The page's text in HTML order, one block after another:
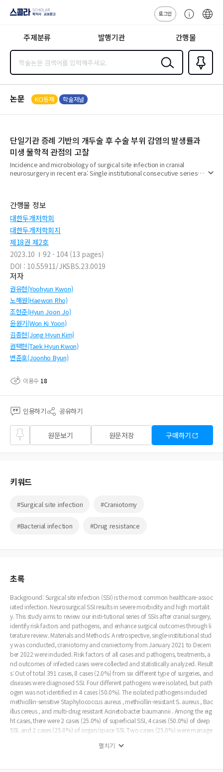
지사·교보문고
로그인
센
주제분류 발행기관 간행물
검색
즐겨찾
기0
논문 KCI등재 학술저널
단일기관 증례 기반의 개두술 후 수술 부위 감염의 발생률과
미생 물학적 관점의 고찰
Incidence and microbiology of surgical site infection in cranial
neurosurgery in recent era: Single institutional consecutive series
간행물 정보
대한두개저학회
대한두개저학회지
제18권 제2호
2023.10
92 - 104 (13 pages)
DOI : 10.55911/JKSBS.23.0019
저자
권유현(Yoohyun Kwon)
노해원(Haewon Rho)
조현준(Hyun Joon Jo)
윤원기(Won Ki Yoon)
김종현(Jong Hyun Kim)
권택현(Taek Hyun Kwon)
변준호(Joonho Byun)
이용수 18
인용하기 공유하기
즐겨
찾기
원문보기 원문저장 구매하기
키워드
#Surgical site infection #Craniotomy
#Bacterial infection #Drug resistance
초록
Background: Surgical site infection (SSI) is the most common healthcare-assoc
iated infection. Neurosurgical SSI results in severe morbidity and high mortalit
y. This study aims to review our insti-tutional series of SSIs after cranial surgery,
identify risk factors and pathogens, and enhance surgical outcomes through li
terature review. Materials and Methods: A retrospective, single-institutional stud
y was conducted, craniotomy and craniectomy from January 2021 to Decem
ber 2022 were included. Risk factors of all cases and pathogens, treatments, a
nd outcomes of infected cases were collected and statistically analyzed. Result
s: Out of total 391 cases, 8 cases (2.0%) from six different type of surgeries, and
diseases were diagnosed SSI. Four different pathogens were isolated, but path
ogen was not identified in 4 cases (50.0%). The isolated pathogens included
methicillin-sensitive Staphylococcus aureus , methicillin-resistant S. aureus , Bac
illus cereus , and multi-drug resistant Acinetobacter baumannii . Among the eig
ht cases, there were 2 cases (25.0%) of superficial SSI, 4 cases (50.0%) of deep
SSI, and 2 cases (25.0%) of organ/space SSI. Two cases (25.0%) were manage
l surgery was conducted in 4 cases (50.0%). Conclusions: Out of the 8 cases of
ccessfully treated without complications. However, guidelines for treatment of
펼치기